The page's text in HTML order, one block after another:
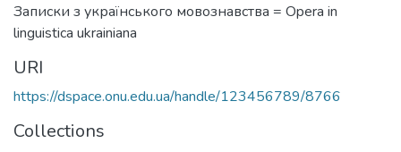
Записки з українського мовознавства = Opera in
linguistica ukrainiana
URI
https://dspace.onu.edu.ua/handle/123456789/8766
Collections